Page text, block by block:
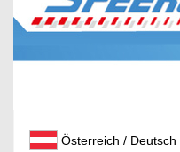
Österreich / Deutsch